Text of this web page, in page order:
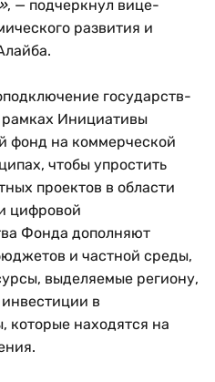
, — подчеркнул вице-
развития и
государств-
рамках Инициативы
фонд на коммерческой
чтобы упростить
проектов в области
цифровой
Фонда дополняют
и частной среды,
выделяемые региону,
в
которые находятся на